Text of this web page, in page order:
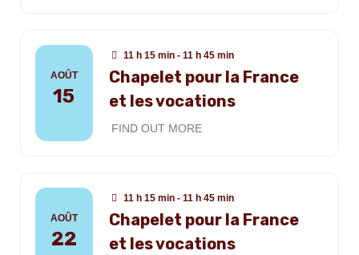
AOÛT
15
11 h 15 min - 11 h 45 min
Chapelet pour la France
et les vocations
FIND OUT MORE
AOÛT
22
11 h 15 min - 11 h 45 min
Chapelet pour la France
et les vocations